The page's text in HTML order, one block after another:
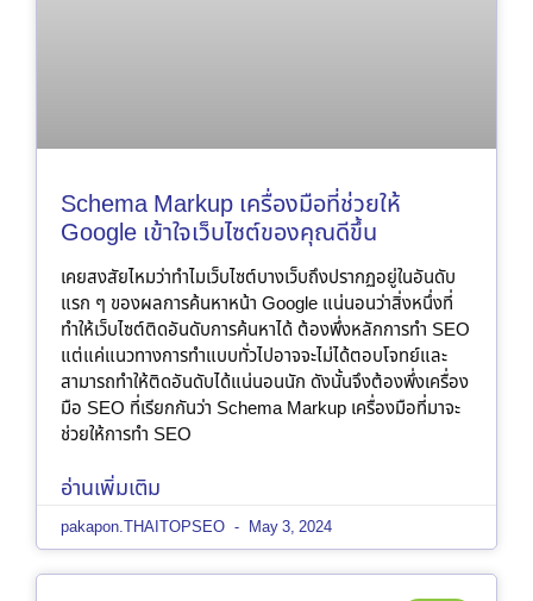
Schema Markup เครื่องมือที่ช่วยให้
Google เข้าใจเว็บไซต์ของคุณดีขึ้น
เคยสงสัยไหมว่าทำไมเว็บไซต์บางเว็บถึงปรากฏอยู่ในอันดับ
แรก ๆ ของผลการค้นหาหน้า Google แน่นอนว่าสิ่งหนึ่งที่
ทำให้เว็บไซต์ติดอันดับการค้นหาได้ ต้องพึ่งหลักการทำ SEO
แต่แค่แนวทางการทำแบบทั่วไปอาจจะไม่ได้ตอบโจทย์และ
สามารถทำให้ติดอันดับได้แน่นอนนัก ดังนั้นจึงต้องพึ่งเครื่อง
มือ SEO ที่เรียกกันว่า Schema Markup เครื่องมือที่มาจะ
ช่วยให้การทำ SEO
อ่านเพิ่มเติม
pakapon.THAITOPSEO May 3, 2024